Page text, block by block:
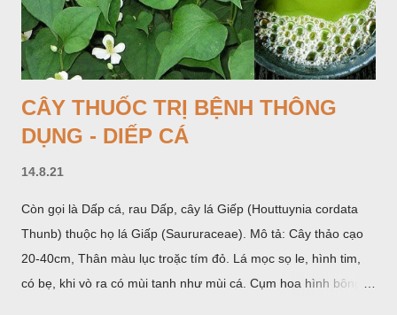
lâu đời ở trong vườn, quanh bờ ao, dọc hàng rào và trên các
đồi để làm thức ăn cho người và gia súc, gặp nhiều ở các tỉnh
Lạng s...
CÂY THUỐC TRỊ BỆNH THÔNG
DỤNG - DIẾP CÁ
14.8.21
Còn gọi là Dấp cá, rau Dấp, cây lá Giếp (Houttuynia cordata
Thunb) thuộc họ lá Giấp (Saururaceae). Mô tả: Cây thảo cạo
20-40cm, Thân màu lục troặc tím đỏ. Lá mọc sọ le, hình tim,
có bẹ, khi vò ra có mùi tanh như mùi cá. Cụm hoa hình bông